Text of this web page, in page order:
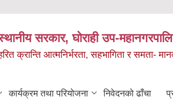
सरकार, घोराही उप-
क्रान्ति आत्मनिर्भरता, सहभागिता र समता-
कार्यक्रम तथा परियोजना निवेदनको ढाँचा